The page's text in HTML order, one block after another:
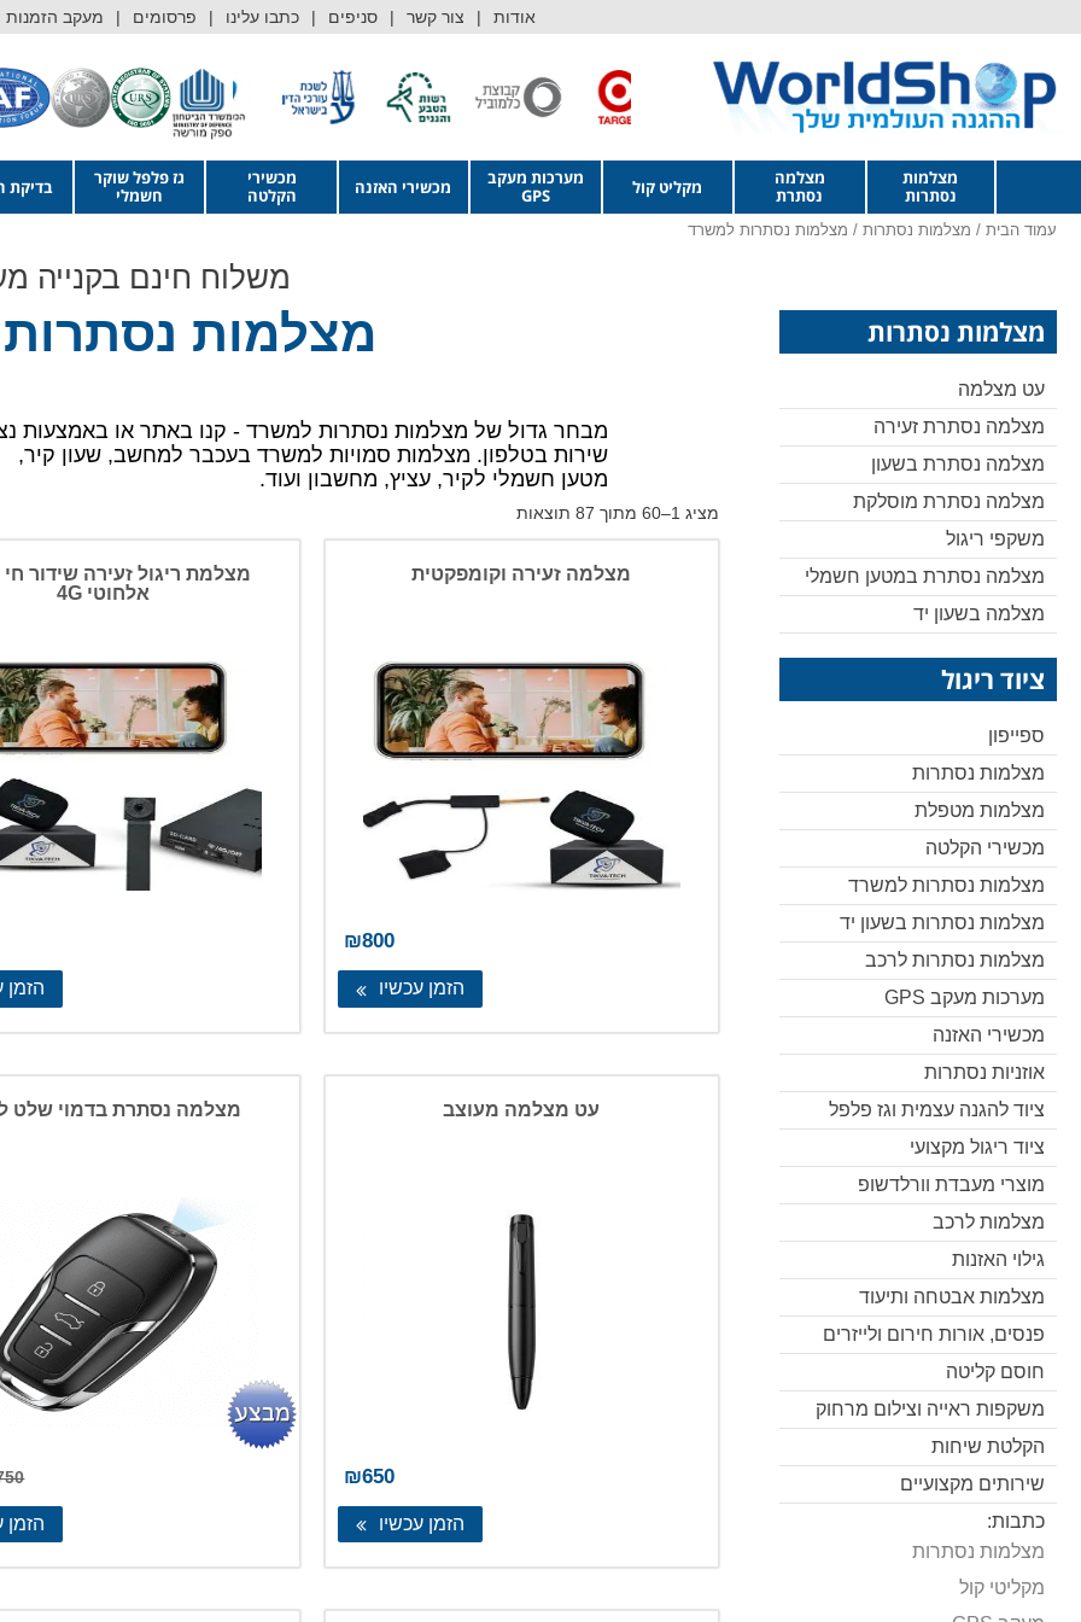
אודות צור קשר סניפים כתבו עלינו פרסומים מעקב הזמנות
מצלמות
נסתרות
מצלמה
נסתרת
מקליט קול
מערכות מעקב
GPS
מכשירי האזנה
מכשירי
הקלטה
גז פלפל שוקר
חשמלי
בדיקת
עמוד הבית / מצלמות נסתרות / מצלמות נסתרות למשרד
משלוח חינם בקנייה מעל 199 ש"ח * מצלמות נסתרות * מבחר עצום * כל המוצרים באחריות * הקניה באתר מאובטחת *
מצלמות
מבחר גדול של מצלמות נסתרות למשרד - קנו באתר או באמצעות
שירות בטלפון. מצלמות סמויות למשרד בעכבר למחשב, שעון קיר,
מטען חשמלי לקיר, עציץ, מחשבון ועוד.
מציג 1–60 מתוך 87 תוצאות
ממוין
מהזול
ליקר
מצלמה זעירה וקומפקטית
₪800
הזמן עכשיו
אלחוטי 4G
הזמן
עט מצלמה מעוצב
₪650
הזמן עכשיו
מצלמה נסתרת בדמוי שלט
הזמן
מצלמות נסתרות
עט מצלמה
מצלמה נסתרת זעירה
מצלמה נסתרת בשעון
מצלמה נסתרת מוסלקת
משקפי ריגול
מצלמה נסתרת במטען חשמלי
מצלמה בשעון יד
ציוד ריגול
ספייפון
מצלמות נסתרות
מצלמות מטפלת
מכשירי הקלטה
מצלמות נסתרות למשרד
מצלמות נסתרות בשעון יד
מצלמות נסתרות לרכב
מערכות מעקב GPS
מכשירי האזנה
אוזניות נסתרות
ציוד להגנה עצמית וגז פלפל
ציוד ריגול מקצועי
מוצרי מעבדת וורלדשופ
מצלמות לרכב
גילוי האזנות
מצלמות אבטחה ותיעוד
פנסים, אורות חירום ולייזרים
חוסם קליטה
משקפות ראייה וצילום מרחוק
הקלטת שיחות
שירותים מקצועיים
כתבות:
מצלמות נסתרות
מקליטי קול